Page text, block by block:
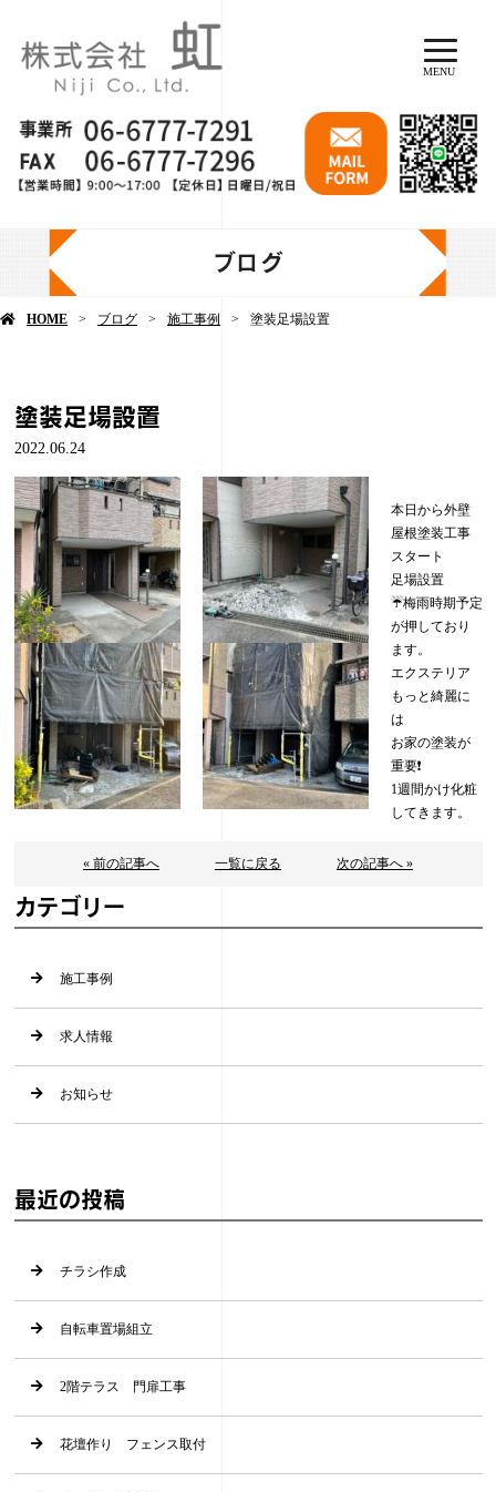
MENU
ブログ
HOME ブログ 施工事例 塗装足場設置
塗装足場設置
2022.06.24
本日から外壁
屋根塗装工事
スタート
足場設置
☔️梅雨時期予定
が押しており
ます。
エクステリア
もっと綺麗に
は
お家の塗装が
重要❗️
1週間かけ化粧
してきます。
« 前の記事へ 一覧に戻る 次の記事へ »
カテゴリー
施工事例
求人情報
お知らせ
最近の投稿
チラシ作成
自転車置場組立
2階テラス 門扉工事
花壇作り フェンス取付